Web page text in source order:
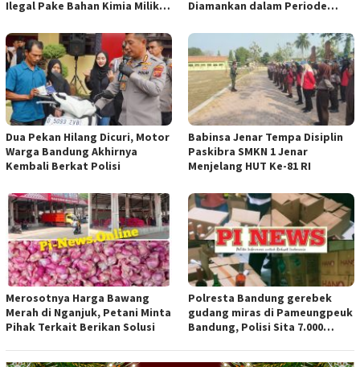
Ilegal Pake Bahan Kimia Milik
Aparat Penegak Hukum ( APH )
Jangan Sampai Diam Saja
Diamankan dalam Periode
Dua Pekan Hilang Dicuri, Motor
Warga Bandung Akhirnya
Kembali Berkat Polisi
Babinsa Jenar Tempa Disiplin
Paskibra SMKN 1 Jenar
Menjelang HUT Ke-81 RI
Merosotnya Harga Bawang
Merah di Nganjuk, Petani Minta
Pihak Terkait Berikan Solusi
Polresta Bandung gerebek
gudang miras di Pameungpeuk
Bandung, Polisi Sita 7.000